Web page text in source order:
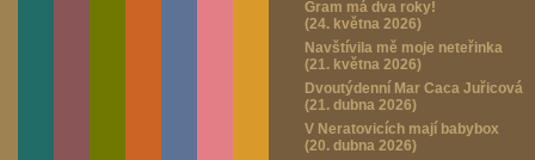
Gram má dva roky!
(24. května 2026)
Navštívila mě moje neteřinka
(21. května 2026)
Dvoutýdenní Mar Caca Juřicová
(21. dubna 2026)
V Neratovicích mají babybox
(20. dubna 2026)